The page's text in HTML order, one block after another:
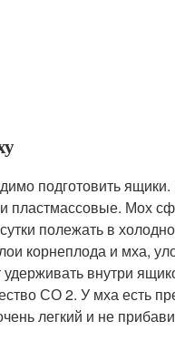
подготовить
пластмассовые. Мох
полежать в
корнеплода и мха,
внутри
СО 2. У мха есть
легкий и не